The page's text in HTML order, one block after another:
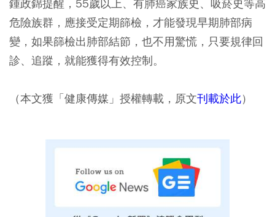
鍾政錦提醒，55歲以上、有肺癌家族史、吸菸史等高
危險族群，應接受定期篩檢，才能發現早期肺部病
變，如果篩檢出肺部結節，也不用驚慌，只要規律回
診、追蹤，就能獲得有效控制。
（本文獲「健康傳媒」授權轉載，原文刊載於此）